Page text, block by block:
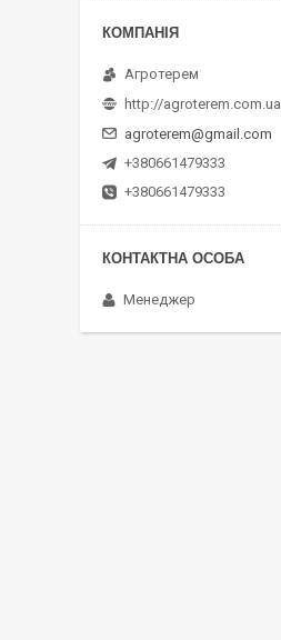
Агротерем
http://agroterem.com.ua
agroterem@gmail.com
+380661479333
+380661479333
Менеджер